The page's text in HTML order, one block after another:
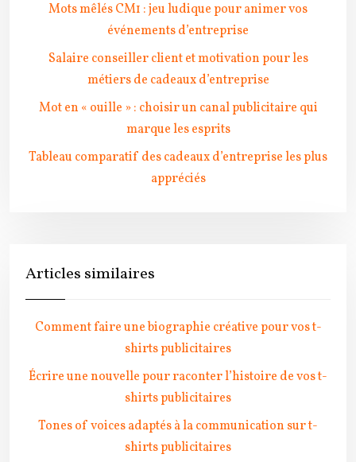
Mots mêlés CM1 : jeu ludique pour animer vos
événements d’entreprise
Salaire conseiller client et motivation pour les
métiers de cadeaux d’entreprise
Mot en « ouille » : choisir un canal publicitaire qui
marque les esprits
Tableau comparatif des cadeaux d’entreprise les plus
appréciés
Articles similaires
Comment faire une biographie créative pour vos t-
shirts publicitaires
Écrire une nouvelle pour raconter l’histoire de vos t-
shirts publicitaires
Tones of voices adaptés à la communication sur t-
shirts publicitaires